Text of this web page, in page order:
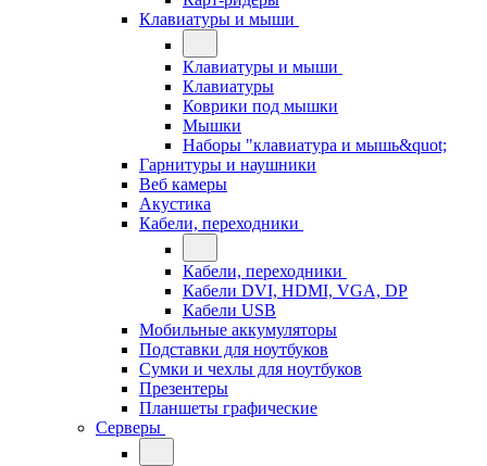
Клавиатуры и мыши
Клавиатуры и мыши
Клавиатуры
Коврики под мышки
Мышки
Наборы "клавиатура и мышь&quot;
Гарнитуры и наушники
Веб камеры
Акустика
Кабели, переходники
Кабели, переходники
Кабели DVI, HDMI, VGA, DP
Кабели USB
Мобильные аккумуляторы
Подставки для ноутбуков
Сумки и чехлы для ноутбуков
Презентеры
Планшеты графические
Серверы